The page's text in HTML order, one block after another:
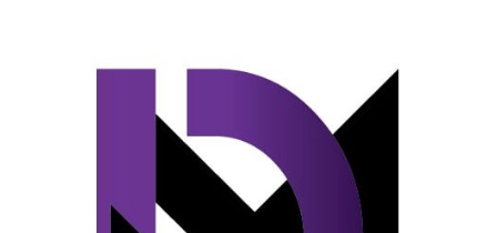
Cod galben de polei și ghețuș
februarie 4 / 2026